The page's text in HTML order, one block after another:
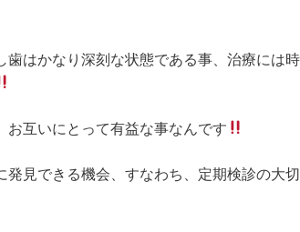
はかなり深刻な状態である事、治療には
お互いにとって有益な事なんです
見できる機会、すなわち、定期検診の大